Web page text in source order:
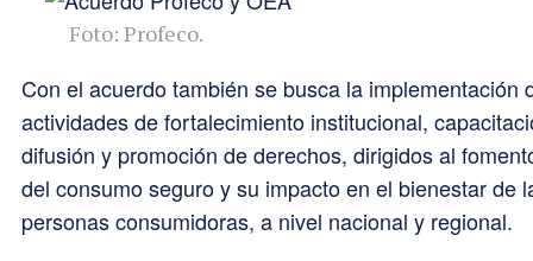
Foto: Profeco.
Con el acuerdo también se busca la implementación
actividades de fortalecimiento institucional,
difusión y promoción de derechos, dirigidos al
del consumo seguro y su impacto en el bienestar de
personas consumidoras, a nivel nacional y regional.